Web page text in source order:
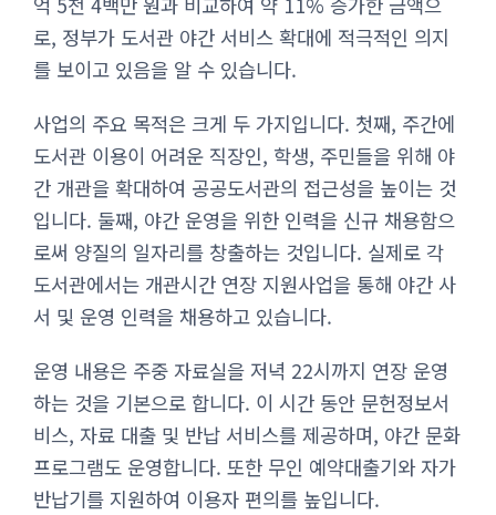
로, 정부가 도서관 야간 서비스 확대에 적극적인 의지
를 보이고 있음을 알 수 있습니다.
사업의 주요 목적은 크게 두 가지입니다. 첫째, 주간에
도서관 이용이 어려운 직장인, 학생, 주민들을 위해 야
간 개관을 확대하여 공공도서관의 접근성을 높이는 것
입니다. 둘째, 야간 운영을 위한 인력을 신규 채용함으
로써 양질의 일자리를 창출하는 것입니다. 실제로 각
도서관에서는 개관시간 연장 지원사업을 통해 야간 사
서 및 운영 인력을 채용하고 있습니다.
운영 내용은 주중 자료실을 저녁 22시까지 연장 운영
하는 것을 기본으로 합니다. 이 시간 동안 문헌정보서
비스, 자료 대출 및 반납 서비스를 제공하며, 야간 문화
프로그램도 운영합니다. 또한 무인 예약대출기와 자가
반납기를 지원하여 이용자 편의를 높입니다.